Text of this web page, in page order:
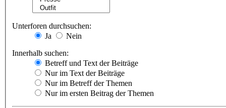
Unterforen durchsuchen:
Ja
Nein
Innerhalb suchen:
Betreff und Text der Beiträge
Nur im Text der Beiträge
Nur im Betreff der Themen
Nur im ersten Beitrag der Themen